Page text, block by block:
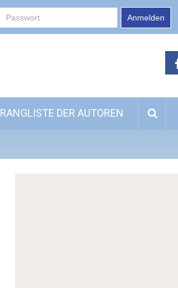
Anmelden
RANGLISTE DER AUTOREN